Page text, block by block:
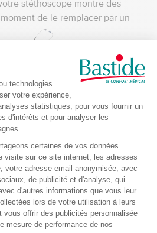
stéthoscope montre des
moment de le remplacer par un
vous de disposer de
ou digitaux pour un diagnostic
accessoires
base, un cabinet médical doit
en mobilier et accessoires
aux patients et aux